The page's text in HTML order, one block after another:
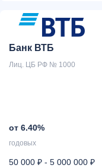
Банк ВТБ
Лиц. ЦБ РФ № 1000
от 6.40%
годовых
50 000 ₽ - 5 000 000 ₽